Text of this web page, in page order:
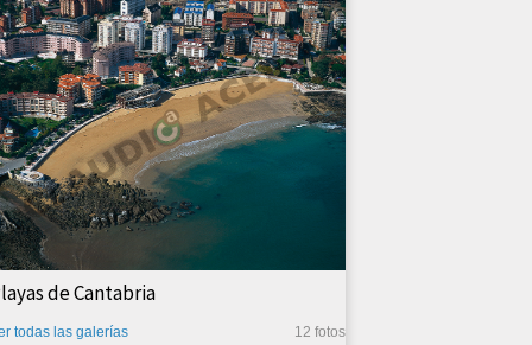
de Cantabria
12 fotos
todas las galerías